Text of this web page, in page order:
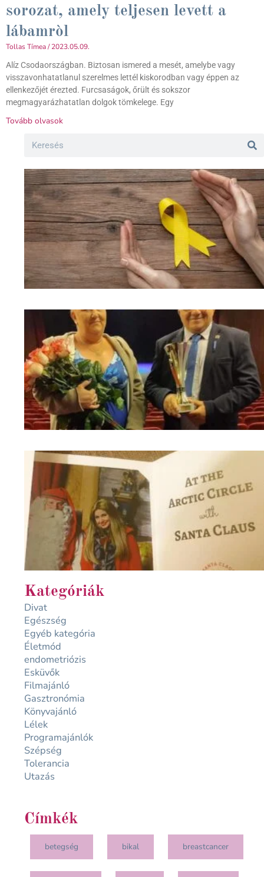
sorozat, amely teljesen levett a
lábamròl
Tollas Tímea 2023.05.09.
Alíz Csodaországban. Biztosan ismered a mesét, amelybe vagy
visszavonhatatlanul szerelmes lettél kiskorodban vagy éppen az
ellenkezőjét érezted. Furcsaságok, őrült és sokszor
megmagyarázhatatlan dolgok tömkelege. Egy
Tovább olvasok
Search
Kategóriák
Divat
Egészség
Egyéb kategória
Életmód
endometriózis
Esküvők
Filmajánló
Gasztronómia
Könyvajánló
Lélek
Programajánlók
Szépség
Tolerancia
Utazás
Címkék
betegség bikal breastcancer